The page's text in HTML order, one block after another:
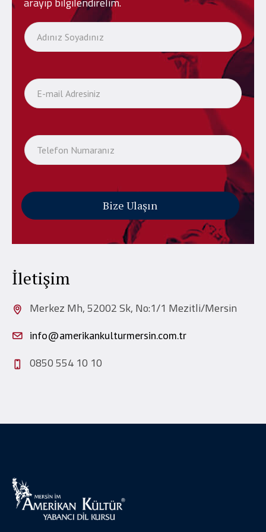
İletişim
Merkez Mh, 52002 Sk, No:1/1 Mezitli/Mersin
info@amerikankulturmersin.com.tr
0850 554 10 10